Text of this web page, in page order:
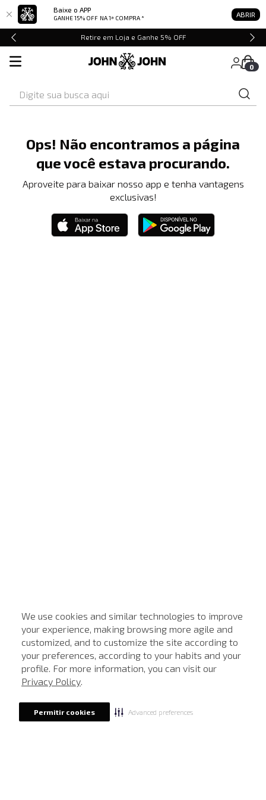
Baixe o APP
GANHE 15% OFF NA 1ª COMPRA * ABRIR
We use cookies and similar technologies to improve
your experience, making browsing more agile and
customized, and to customize the site according to
your preferences, according to your habits and your
profile. For more information, you can visit our
Privacy Policy.
Permitir cookies Advanced preferences
Retire em Loja e Ganhe 5% OFF
0
Ops! Não encontramos a página
que você estava procurando.
Aproveite para baixar nosso app e tenha vantagens
exclusivas!